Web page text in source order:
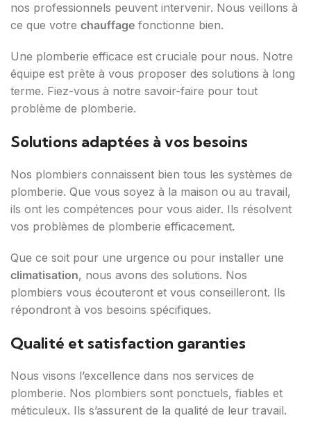
nos professionnels peuvent intervenir. Nous veillons à
ce que votre chauffage fonctionne bien.
Une plomberie efficace est cruciale pour nous. Notre
équipe est prête à vous proposer des solutions à long
terme. Fiez-vous à notre savoir-faire pour tout
problème de plomberie.
Solutions adaptées à vos besoins
Nos plombiers connaissent bien tous les systèmes de
plomberie. Que vous soyez à la maison ou au travail,
ils ont les compétences pour vous aider. Ils résolvent
vos problèmes de plomberie efficacement.
Que ce soit pour une urgence ou pour installer une
climatisation, nous avons des solutions. Nos
plombiers vous écouteront et vous conseilleront. Ils
répondront à vos besoins spécifiques.
Qualité et satisfaction garanties
Nous visons l’excellence dans nos services de
plomberie. Nos plombiers sont ponctuels, fiables et
méticuleux. Ils s’assurent de la qualité de leur travail.